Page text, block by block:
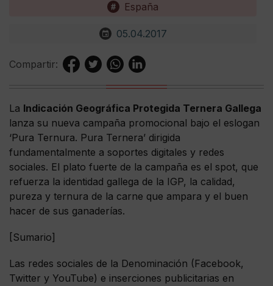
España
05.04.2017
Compartir:
La Indicación Geográfica Protegida Ternera Gallega
lanza su nueva campaña promocional bajo el eslogan
‘Pura Ternura. Pura Ternera’ dirigida
fundamentalmente a soportes digitales y redes
sociales. El plato fuerte de la campaña es el spot, que
refuerza la identidad gallega de la IGP, la calidad,
pureza y ternura de la carne que ampara y el buen
hacer de sus ganaderías.
[Sumario]
Las redes sociales de la Denominación (Facebook,
Twitter y YouTube) e inserciones publicitarias en